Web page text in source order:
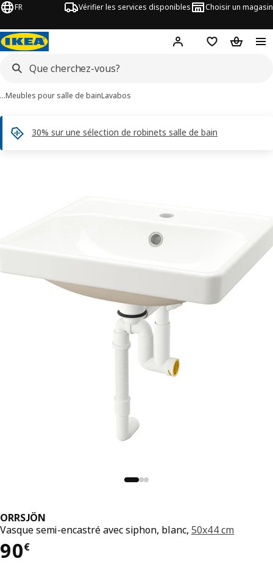
FR Vérifier les services disponibles Choisir un magasin
Hej ! Connectez-vous
Listes dePanier
…Meubles pour salle de bainLavabos
30% sur une sélection de robinets salle de bain
ORRSJÖN
Vasque semi-encastré avec siphon, blanc, 50x44 cm
90€
90€